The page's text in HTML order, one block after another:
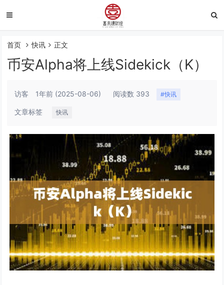
首页 快讯 正文
币安Alpha将上线Sidekick（K）
访客 1年前 (2025-08-06) 阅读数 393 #快讯
文章标签 快讯